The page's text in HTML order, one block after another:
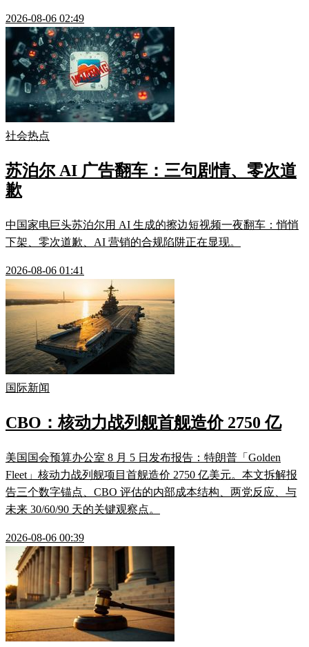
2026-08-06 02:49
社会热点
苏泊尔 AI 广告翻车：三句剧情、零次道
歉
中国家电巨头苏泊尔用 AI 生成的擦边短视频一夜翻车：悄悄
下架、零次道歉、AI 营销的合规陷阱正在显现。
2026-08-06 01:41
国际新闻
CBO：核动力战列舰首舰造价 2750 亿
美国国会预算办公室 8 月 5 日发布报告：特朗普「Golden
Fleet」核动力战列舰项目首舰造价 2750 亿美元。本文拆解报
告三个数字锚点、CBO 评估的内部成本结构、两党反应、与
未来 30/60/90 天的关键观察点。
2026-08-06 00:39